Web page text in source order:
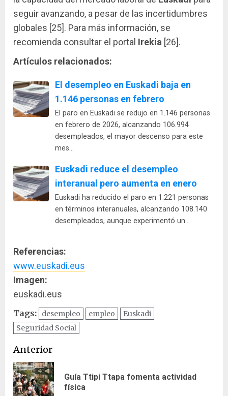
seguir avanzando, a pesar de las incertidumbres
globales [25]. Para más información, se
recomienda consultar el portal Irekia [26].
Artículos relacionados:
El desempleo en Euskadi baja en
1.146 personas en febrero
El paro en Euskadi se redujo en 1.146 personas
en febrero de 2026, alcanzando 106.994
desempleados, el mayor descenso para este
mes…
Euskadi reduce el desempleo
interanual pero aumenta en enero
Euskadi ha reducido el paro en 1.221 personas
en términos interanuales, alcanzando 108.140
desempleados, aunque experimentó un…
Referencias:
www.euskadi.eus
Imagen:
euskadi.eus
Tags: desempleo empleo
Euskadi
Seguridad Social
Navegación
de
entradas
Anterior
Guía Ttipi Ttapa fomenta actividad
física